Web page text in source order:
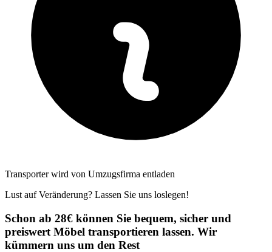
Transporter wird von Umzugsfirma entladen
Lust auf Veränderung? Lassen Sie uns loslegen!
Schon ab 28€ können Sie bequem, sicher und
preiswert Möbel transportieren lassen. Wir
kümmern uns um den Rest